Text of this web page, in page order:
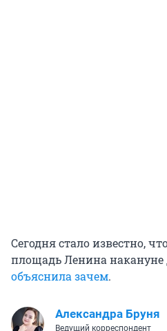
Сегодня стало известно,
площадь Ленина накануне
объяснила зачем.
Александра Бруня
Ведущий корреспондент